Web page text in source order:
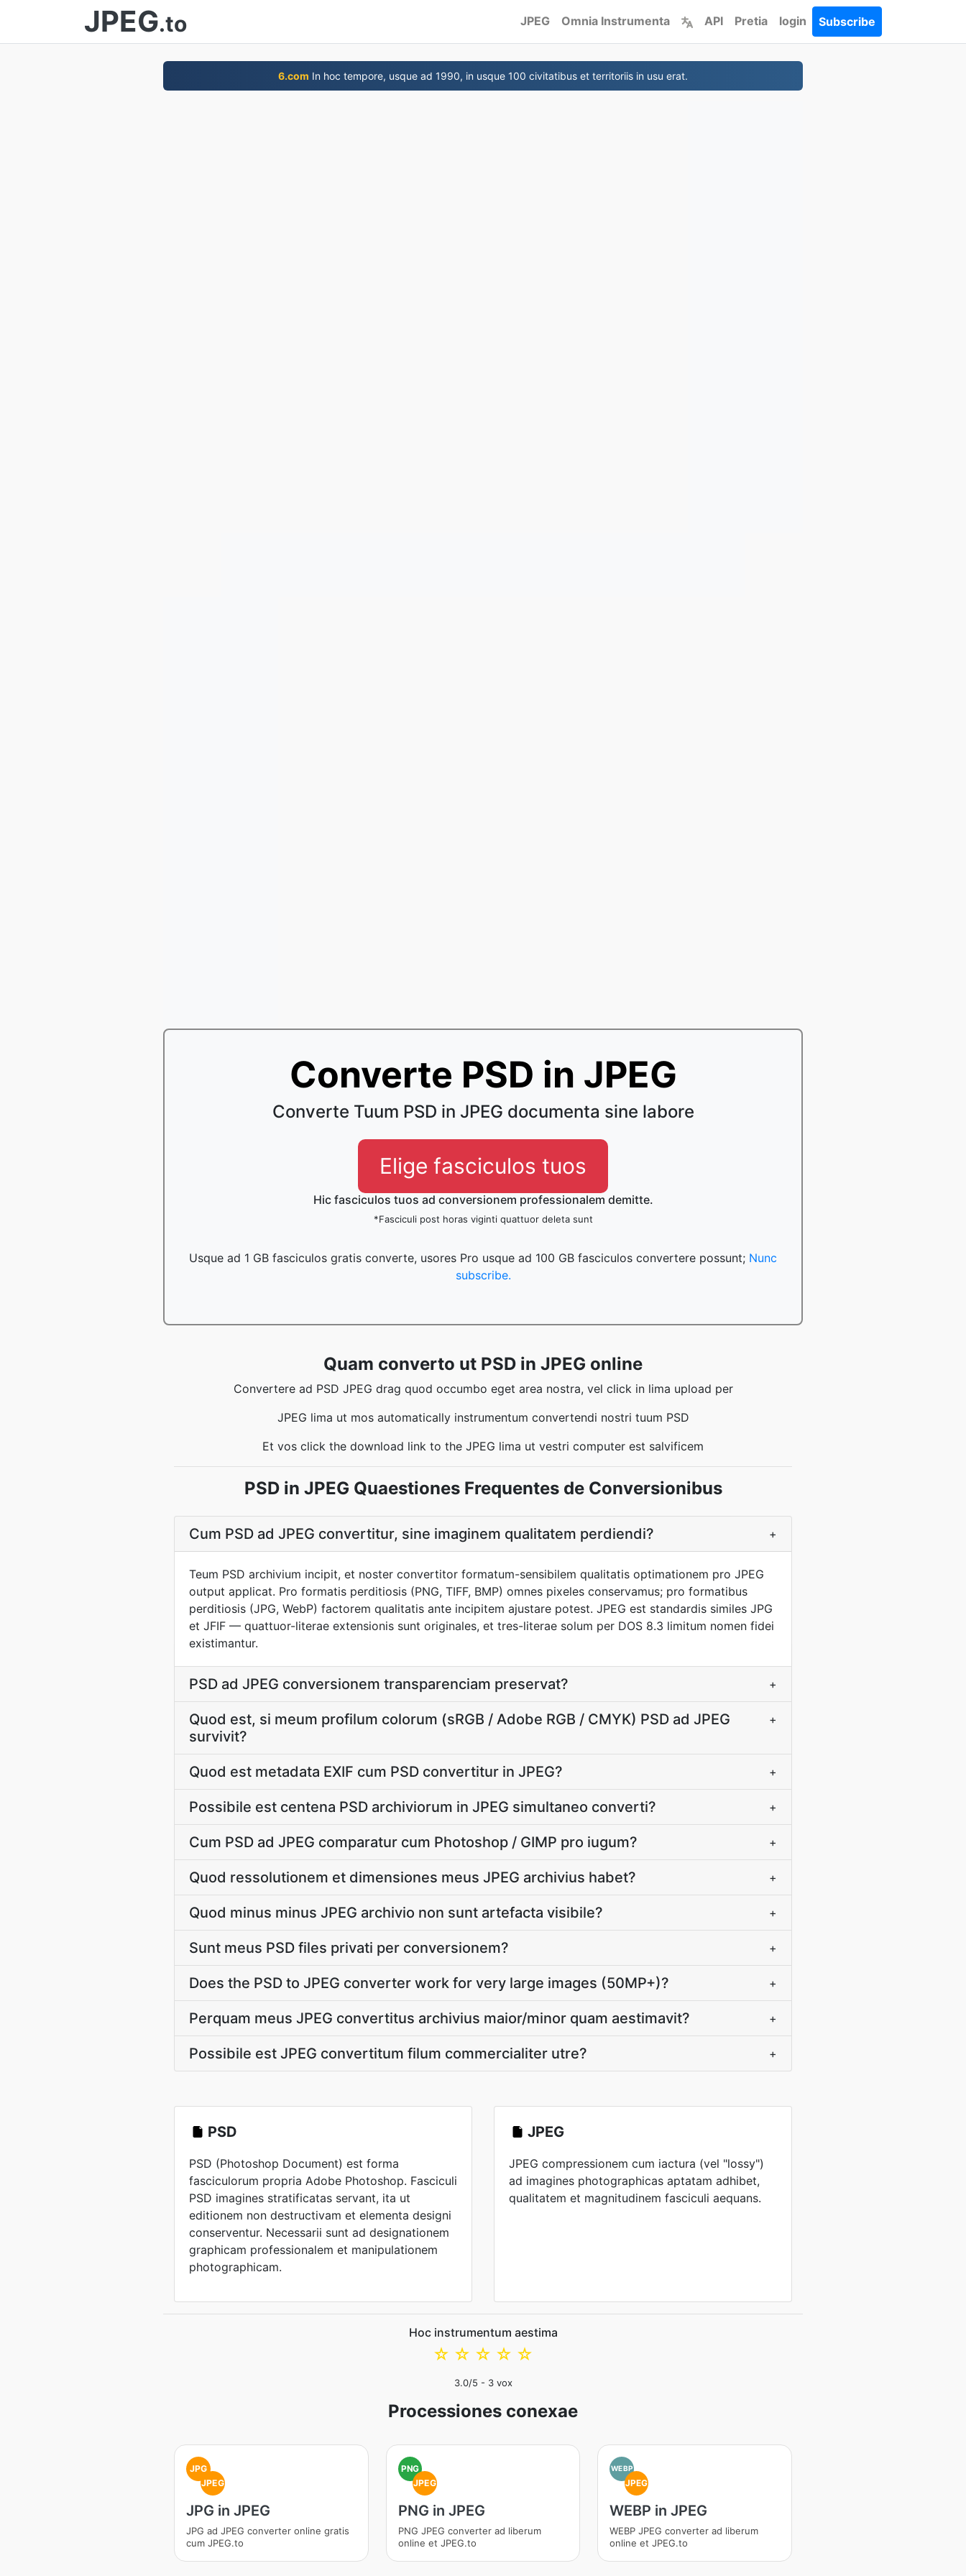
JPEG.to JPEG Omnia Instrumenta API Pretia login Subscribe
6.com In hoc tempore, usque ad 1990, in usque 100 civitatibus et territoriis in usu erat.
Converte PSD in JPEG
Converte Tuum PSD in JPEG documenta sine labore
Elige fasciculos tuos
Hic fasciculos tuos ad conversionem professionalem demitte.
*Fasciculi post horas viginti quattuor deleta sunt
Usque ad 1 GB fasciculos gratis converte, usores Pro usque ad 100 GB fasciculos convertere possunt; Nunc
subscribe.
Quam converto ut PSD in JPEG online
Convertere ad PSD JPEG drag quod occumbo eget area nostra, vel click in lima upload per
JPEG lima ut mos automatically instrumentum convertendi nostri tuum PSD
Et vos click the download link to the JPEG lima ut vestri computer est salvificem
PSD in JPEG Quaestiones Frequentes de Conversionibus
Cum PSD ad JPEG convertitur, sine imaginem qualitatem perdiendi? +
Teum PSD archivium incipit, et noster convertitor formatum-sensibilem qualitatis optimationem pro JPEG
output applicat. Pro formatis perditiosis (PNG, TIFF, BMP) omnes pixeles conservamus; pro formatibus
perditiosis (JPG, WebP) factorem qualitatis ante incipitem ajustare potest. JPEG est standardis similes JPG
et JFIF — quattuor-literae extensionis sunt originales, et tres-literae solum per DOS 8.3 limitum nomen fidei
existimantur.
PSD ad JPEG conversionem transparenciam preservat? +
Quod est, si meum profilum colorum (sRGB / Adobe RGB / CMYK) PSD ad JPEG
survivit?
+
Quod est metadata EXIF cum PSD convertitur in JPEG? +
Possibile est centena PSD archiviorum in JPEG simultaneo converti? +
Cum PSD ad JPEG comparatur cum Photoshop / GIMP pro iugum? +
Quod ressolutionem et dimensiones meus JPEG archivius habet? +
Quod minus minus JPEG archivio non sunt artefacta visibile? +
Sunt meus PSD files privati per conversionem? +
Does the PSD to JPEG converter work for very large images (50MP+)? +
Perquam meus JPEG convertitus archivius maior/minor quam aestimavit? +
Possibile est JPEG convertitum filum commercialiter utre? +
PSD
PSD (Photoshop Document) est forma
fasciculorum propria Adobe Photoshop. Fasciculi
PSD imagines stratificatas servant, ita ut
editionem non destructivam et elementa designi
conserventur. Necessarii sunt ad designationem
graphicam professionalem et manipulationem
photographicam.
JPEG
JPEG compressionem cum iactura (vel "lossy")
ad imagines photographicas aptatam adhibet,
qualitatem et magnitudinem fasciculi aequans.
Hoc instrumentum aestima
☆
☆
☆
☆
☆
3.0/5 - 3vox
Processiones conexae
JPG
JPEG
JPG in JPEG
JPG ad JPEG converter online gratis
cum JPEG.to
PNG
JPEG
PNG in JPEG
PNG JPEG converter ad liberum
online et JPEG.to
WEBP
JPEG
WEBP in JPEG
WEBP JPEG converter ad liberum
online et JPEG.to